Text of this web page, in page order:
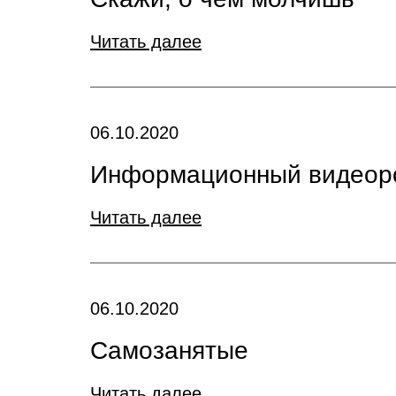
Читать далее
06.10.2020
Информационный
Читать далее
06.10.2020
Самозанятые